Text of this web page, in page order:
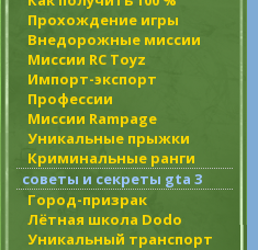
Прохождение игры
Внедорожные миссии
Миссии RC Toyz
Импорт-экспорт
Профессии
Миссии Rampage
Уникальные прыжки
Криминальные ранги
советы и секреты gta 3
Город-призрак
Лётная школа Dodo
Уникальный транспорт